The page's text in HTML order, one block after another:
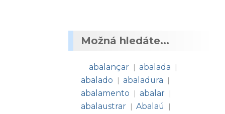
Možná hledáte...
abalançar | abalada |
abalado | abaladura |
abalamento | abalar |
abalaustrar | Abalaú |